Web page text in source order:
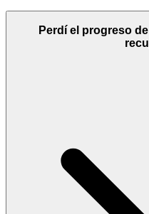
Perdí el progreso